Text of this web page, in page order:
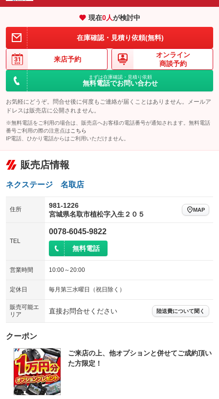
：装備なし
：装備なし
現在0人が検討中
在庫確認・見積り依頼(無料)
来店予約
オンライン
商談予約
まずは在庫確認・見積り依頼
無料電話でお問い合わせ
お気軽にどうぞ。問合せ後に何度もご連絡が届くことはありません。メールア
ドレスは販売店に公開されません。
※無料電話をご利用の場合は、販売店へお客様の電話番号が通知されます。無料電話
番号ご利用の際の注意点は こちら
IP電話、ひかり電話からはご利用いただけません。
販売店情報
ネクステージ 名取店
住所
981-1226
宮城県名取市植松字入生２０５
MAP
TEL
0078-6045-9822
無料電話
営業時間 10:00～20:00
定休日 毎月第三水曜日（祝日除く）
販売可能エ
リア
直接お問合せください 陸送費について聞く
クーポン
ご来店の上、他オプションと併せてご成約頂い
た方限定！